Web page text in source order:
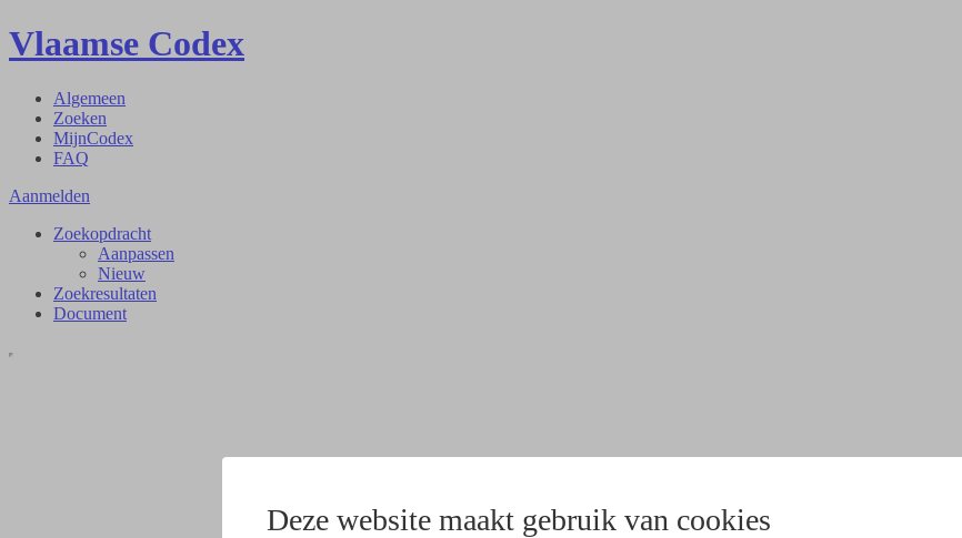
Deze website maakt gebruik van cookies
Vlaamse Codex
Algemeen
Zoeken
MijnCodex
FAQ
Aanmelden
Zoekopdracht
Aanpassen
Nieuw
Zoekresultaten
Document